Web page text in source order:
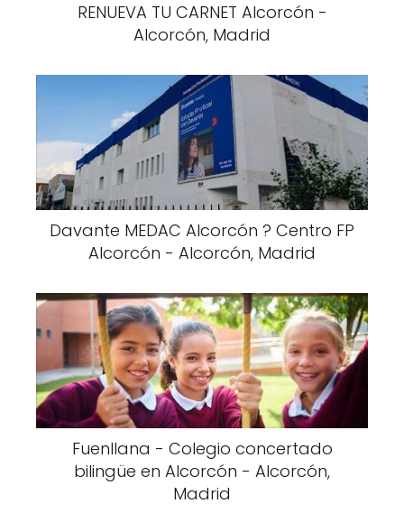
RENUEVA TU CARNET Alcorcón -
Alcorcón, Madrid
Davante MEDAC Alcorcón ? Centro FP
Alcorcón - Alcorcón, Madrid
Fuenllana - Colegio concertado
bilingüe en Alcorcón - Alcorcón,
Madrid